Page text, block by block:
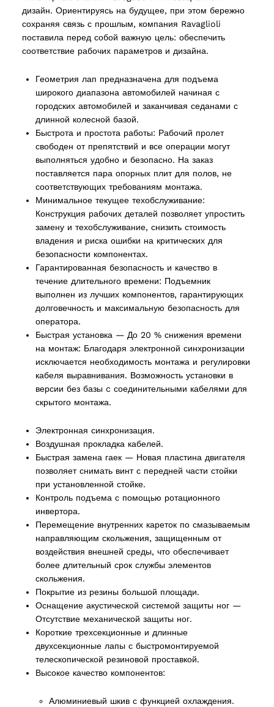
дизайн. Ориентируясь на будущее, при этом бережно
сохраняя связь с прошлым, компания Ravaglioli
поставила перед собой важную цель: обеспечить
соответствие рабочих параметров и дизайна.
Геометрия лап предназначена для подъема
широкого диапазона автомобилей начиная с
городских автомобилей и заканчивая седанами с
длинной колесной базой.
Быстрота и простота работы: Рабочий пролет
свободен от препятствий и все операции могут
выполняться удобно и безопасно. На заказ
поставляется пара опорных плит для полов, не
соответствующих требованиям монтажа.
Минимальное текущее техобслуживание:
Конструкция рабочих деталей позволяет упростить
замену и техобслуживание, снизить стоимость
владения и риска ошибки на критических для
безопасности компонентах.
Гарантированная безопасность и качество в
течение длительного времени: Подъемник
выполнен из лучших компонентов, гарантирующих
долговечность и максимальную безопасность для
оператора.
Быстрая установка — До 20 % снижения времени
на монтаж: Благодаря электронной синхронизации
исключается необходимость монтажа и регулировки
кабеля выравнивания. Возможность установки в
версии без базы c соединительными кабелями для
скрытого монтажа.
Электронная синхронизация.
Воздушная прокладка кабелей.
Быстрая замена гаек — Новая пластина двигателя
позволяет снимать винт с передней части стойки
при установленной стойке.
Контроль подъема с помощью ротационного
инвертора.
Перемещение внутренних кареток по смазываемым
направляющим скольжения, защищенным от
воздействия внешней среды, что обеспечивает
более длительный срок службы элементов
скольжения.
Покрытие из резины большой площади.
Оснащение акустической системой защиты ног —
Отсутствие механической защиты ног.
Короткие трехсекционные и длинные
двухсекционные лапы с быстромонтируемой
телескопической резиновой проставкой.
Высокое качество компонентов:
Алюминиевый шкив с функцией охлаждения.